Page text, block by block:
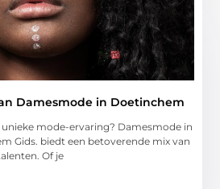
Damesmode in Doetinchem
unieke mode-ervaring? Damesmode in
Gids. biedt een betoverende mix van
Of je